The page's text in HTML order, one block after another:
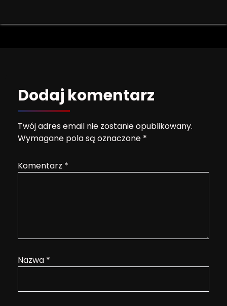
Dodaj komentarz
Twój adres email nie zostanie opublikowany.
Wymagane pola są oznaczone *
Komentarz *
Nazwa *